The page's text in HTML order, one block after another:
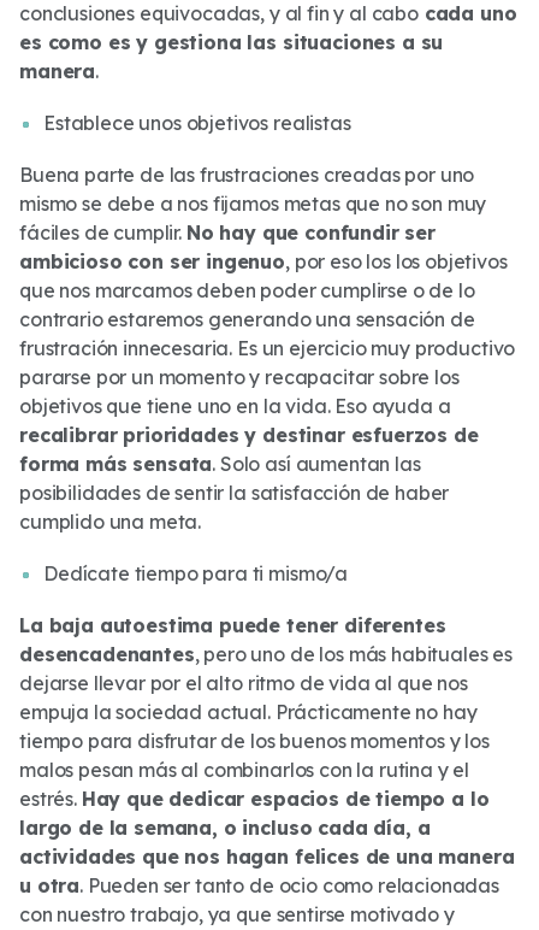
conclusiones equivocadas, y al fin y al cabocada uno
es como es y gestiona las situaciones a su
manera.
Establece unos objetivos realistas
Buena parte de las frustraciones creadas por uno
mismo se debe a nos fijamos metas que no son muy
fáciles de cumplir. No hay que confundir ser
ambicioso con ser ingenuo, por eso los los objetivos
que nos marcamos deben poder cumplirse o de lo
contrario estaremos generando una sensación de
frustración innecesaria. Es un ejercicio muy productivo
pararse por un momento y recapacitar sobre los
objetivos que tiene uno en la vida. Eso ayuda a
recalibrar prioridades y destinar esfuerzos de
forma más sensata. Solo así aumentan las
posibilidades de sentir la satisfacción de haber
cumplido una meta.
Dedícate tiempo para ti mismo/a
La baja autoestima puede tener diferentes
desencadenantes, pero uno de los más habituales es
dejarse llevar por el alto ritmo de vida al que nos
empuja la sociedad actual. Prácticamente no hay
tiempo para disfrutar de los buenos momentos y los
malos pesan más al combinarlos con la rutina y el
estrés. Hay que dedicar espacios de tiempo a lo
largo de la semana, o incluso cada día, a
actividades que nos hagan felices de una manera
u otra. Pueden ser tanto de ocio como relacionadas
con nuestro trabajo, ya que sentirse motivado y